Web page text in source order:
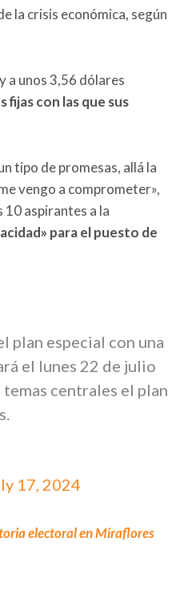
la crisis económica, según
a unos 3,56 dólares
con las que sus
tipo de promesas, allá la
vengo a comprometer»,
10 aspirantes a la
para el puesto de
plan especial con una
el lunes 22 de julio
centrales el plan
17, 2024
electoral en Miraflores